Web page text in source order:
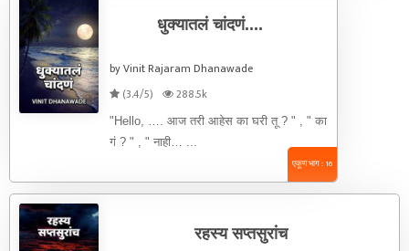
धुक्यातलं चांदणं....
by Vinit Rajaram Dhanawade
(3.4/5)
288.5k
"Hello, …. आज तरी आहेस का घरी तू ? " , " का
गं ? " , " नाही… ...
एकूण भाग : 16
रहस्य सप्तसुरांच